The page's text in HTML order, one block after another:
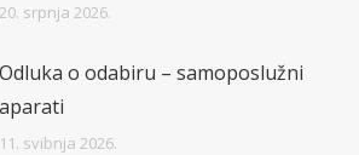
20. srpnja 2026.
Odluka o odabiru – samoposlužni
aparati
11. svibnja 2026.